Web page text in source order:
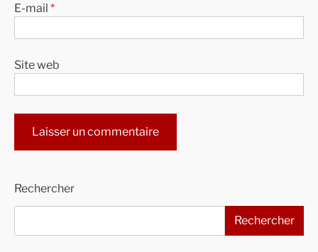
E-mail *
Site web
Rechercher
Rechercher